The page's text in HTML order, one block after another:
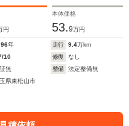
円
本体価格
53.9万円
年 走行 9.4万km
10 修復
なし
無 整備
法定整備無
県東松山市